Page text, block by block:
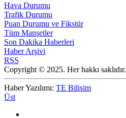
Hava Durumu
Trafik Durumu
Puan Durumu ve Fikstür
Tüm Manşetler
Son Dakika Haberleri
Haber Arşivi
RSS
Copyright © 2025. Her hakkı saklıdır.
Haber Yazılımı: TE Bilişim
Üst